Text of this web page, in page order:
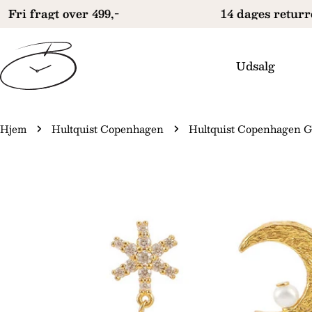
Gå
indhold
fragt over 499,- 14 dages returret
Udsalg
Hjem Hultquist Copenhagen Hultquist Copenhagen